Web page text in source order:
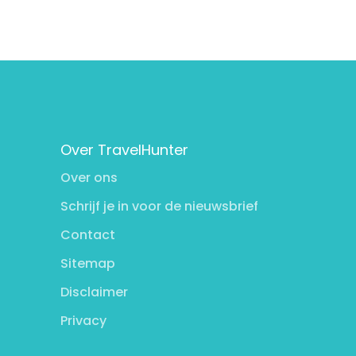
Over TravelHunter
Over ons
Schrijf je in voor de nieuwsbrief
Contact
Sitemap
Disclaimer
Privacy